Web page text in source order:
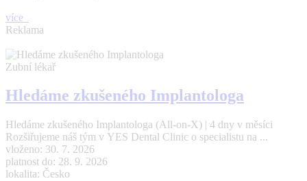
více
Reklama
Zubní lékař
Hledáme zkušeného Implantologa
Hledáme zkušeného Implantologa (All-on-X) | 4 dny v měsíci
Rozšiřujeme náš tým v YES Dental Clinic o specialistu na ...
vloženo: 30. 7. 2026
platnost do: 28. 9. 2026
lokalita: Česko